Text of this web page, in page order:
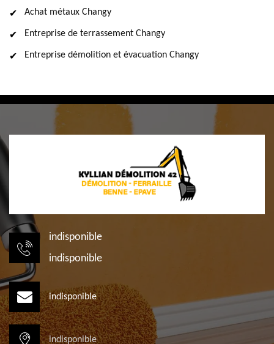
Achat métaux Changy
Entreprise de terrassement Changy
Entreprise démolition et évacuation Changy
indisponible
indisponible
indisponible
indisponible